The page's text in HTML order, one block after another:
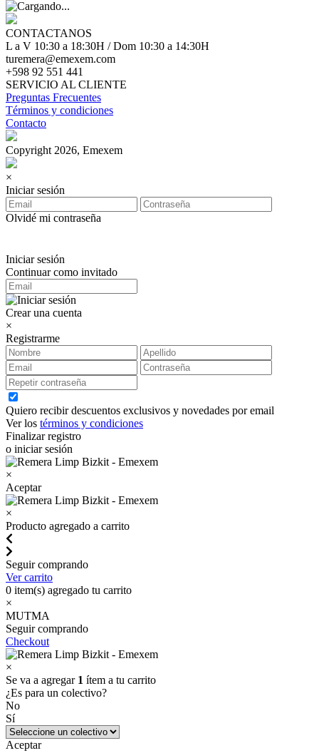
CONTACTANOS
L a V 10:30 a 18:30H / Dom 10:30 a 14:30H
turemera@emexem.com
+598 92 551 441
SERVICIO AL CLIENTE
Preguntas Frecuentes
Términos y condiciones
Contacto
Copyright 2026, Emexem
×
Iniciar sesión
Olvidé mi contraseña
Iniciar sesión
Continuar como invitado
Crear una cuenta
×
Registrarme
Quiero recibir descuentos exclusivos y novedades por email
Ver los términos y condiciones
Finalizar registro
o iniciar sesión
×
Aceptar
×
Producto agregado a carrito
Seguir comprando
Ver carrito
0 item(s) agregado tu carrito
×
MUTMA
Seguir comprando
Checkout
×
Se va a agregar 1 ítem a tu carrito
¿Es para un colectivo?
No
Sí
Aceptar